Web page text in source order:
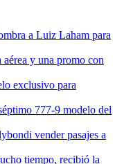
a Luiz Laham para
y una promo con
exclusivo para
777-9 modelo del
vender pasajes a
tiempo, recibió la